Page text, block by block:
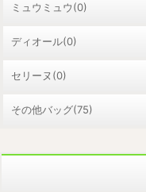
ミュウミュウ(0)
ディオール(0)
セリーヌ(0)
その他バッグ(75)